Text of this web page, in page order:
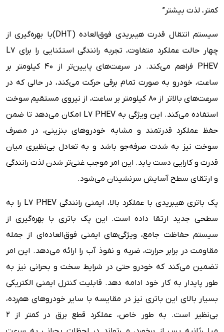
کمتر، لذت بیشتر”
سیستم انتقال قدرت هیبریدی فوق‌العاده (DHT)با بهره‌گیری از
چهار حالت عملکرد متفاوت، تجربه رانندگی استثنایی را برای L7
PHEV فراهم می‌کند. در سرعت‌های پایین‌تر از 40 کیلومتر بر
ساعت، خودرو به صورت تمام برقی حرکت می‌کند، در حالی که در
سرعت‌های بالاتر از 80 کیلومتر بر ساعت، از نیروی مستقیم سوخت
استفاده می‌کند. این ویژگی به L7 PHEV امکان می‌دهد تا ضمن
حفظ عملکرد قدرتمند و مشابه خودروهای بنزینی، در مصرف
سوخت نیز به شدت صرفه‌جو باشد و به تعادل بی‌نظیری میان
قدرت و کارایی دست یابد. این امر موجب غنی‌تر شدن لذت رانندگی
و ارتقای سطح آسایش سرنشینان می‌شود.
پک باتری هیبریدی با عملکرد بالا، ایمنی رانندگی L7 PHEV را به
سطحی جدید ارتقا داده است. این پک باتری با بهره‌گیری از
سیستم حفاظت جامع، ویژگی‌های ایمنی فوق‌العاده‌ای از جمله
مقاومت در برابر حرارت، ضربه و نفوذ آب را ارائه می‌دهد. این امر
تضمین می‌کند که خودرو حتی در شرایط سخت و بحرانی نیز به
طور پایدار به کار خود ادامه دهد. قابلیت کنترل ایمنی الکتریکی
بسیار بالای این باتری نیز در مقایسه با سایر خودروهای هم‌رده،
بی‌نظیر است. به طور خاص، عملکرد قطع برق در کمتر از 2